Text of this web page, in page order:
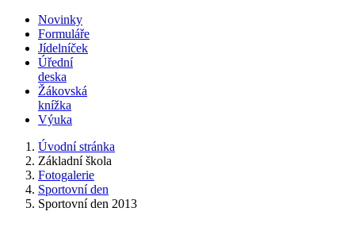
Novinky
Formuláře
Jídelníček
Úřední
deska
Žákovská
knížka
Výuka
Úvodní stránka
Základní škola
Fotogalerie
Sportovní den
Sportovní den 2013